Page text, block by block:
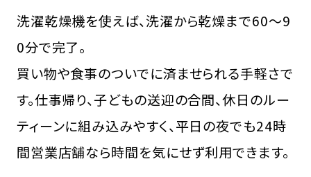
洗濯乾燥機を使えば、洗濯から乾燥まで60〜9
0分で完了。
買い物や食事のついでに済ませられる手軽さで
す。仕事帰り、子どもの送迎の合間、休日のルー
ティーンに組み込みやすく、平日の夜でも24時
間営業店舗なら時間を気にせず利用できます。